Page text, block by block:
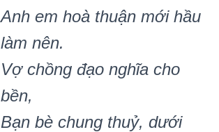
Anh em hoà thuận mới hầu
làm nên.
Vợ chồng đạo nghĩa cho
bền,
Bạn bè chung thuỷ, dưới